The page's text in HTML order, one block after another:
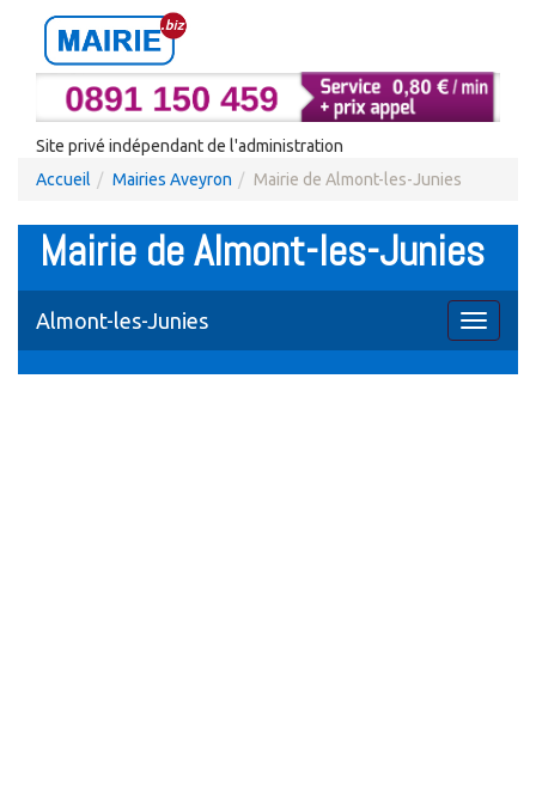
Site privé indépendant de l'administration
Accueil
Mairies Aveyron Mairie de Almont-les-Junies
Mairie de Almont-les-Junies
Toggle
Almont-les-Junies